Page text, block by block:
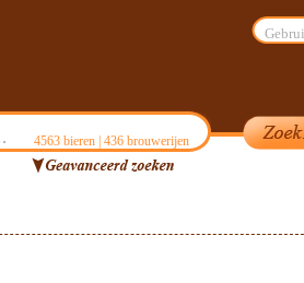
4563bieren | 436brouwerijen